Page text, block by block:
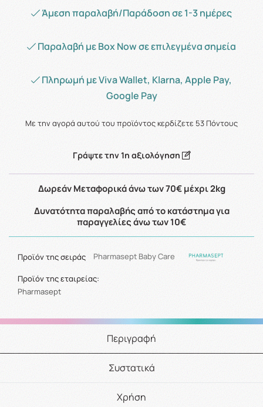
Άμεση παραλαβή/Παράδοση σε 1-3 ημέρες
Παραλαβή με Box Now σε επιλεγμένα σημεία
Πληρωμή με Viva Wallet, Klarna, Apple Pay,
Google Pay
Με την αγορά αυτού του προϊόντος κερδίζετε 53Πόντους
Γράψτε την 1η αξιολόγηση
Δωρεάν Μεταφορικά άνω των 70€ μέχρι 2kg
Δυνατότητα παραλαβής από το κατάστημα για
παραγγελίες άνω των 10€
Προϊόν της σειράς Pharmasept Baby Care
Προϊόν της εταιρείας:
Pharmasept
Περιγραφή
Συστατικά
Χρήση